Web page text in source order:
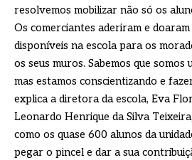
resolvemos mobilizar não só os
Os comerciantes aderiram e
disponíveis na escola para os
os seus muros. Sabemos que somos
mas estamos conscientizando e
explica a diretora da escola, Eva
Leonardo Henrique da Silva
como os quase 600 alunos da
pegar o pincel e dar a sua